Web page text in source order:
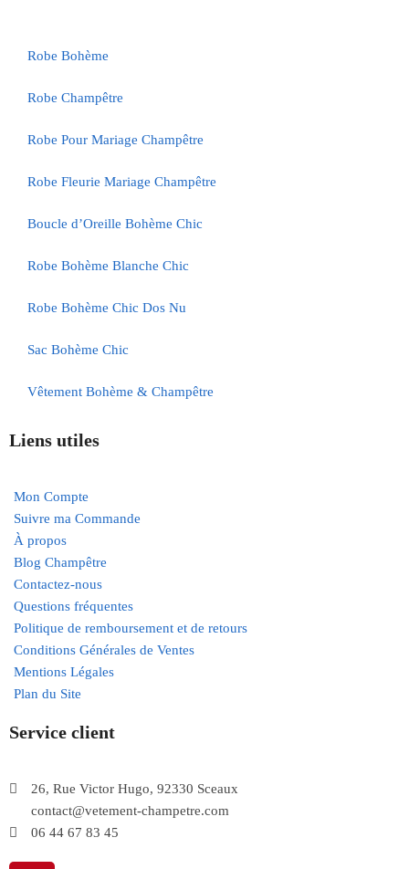
Robe Bohème
Robe Champêtre
Robe Pour Mariage Champêtre
Robe Fleurie Mariage Champêtre
Boucle d’Oreille Bohème Chic
Robe Bohème Blanche Chic
Robe Bohème Chic Dos Nu
Sac Bohème Chic
Vêtement Bohème & Champêtre
Liens utiles
Mon Compte
Suivre ma Commande
À propos
Blog Champêtre
Contactez-nous
Questions fréquentes
Politique de remboursement et de retours
Conditions Générales de Ventes
Mentions Légales
Plan du Site
Service client
26, Rue Victor Hugo, 92330 Sceaux
contact@vetement-champetre.com
06 44 67 83 45